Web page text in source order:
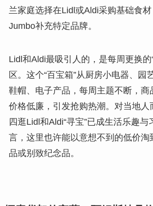
兰家庭选择在Lidl或Aldi采购基础食
Jumbo补充特定品牌。
Lidl和Aldi最吸引人的，是每周更换的
区。这个“百宝箱”从厨房小电器、园
鞋帽、电子产品，每周主题不断，商
价格低廉，引发抢购热潮。对当地人
四逛Lidl和Aldi“寻宝”已成生活乐趣与
言，这里也许能以意想不到的低价淘
品或别致纪念品。